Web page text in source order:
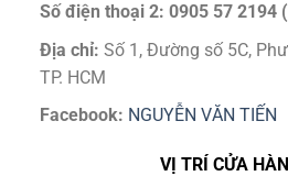
Số điện thoại 2: 0905 57 2194
Địa chỉ: Số 1, Đường số 5C,
TP. HCM
Facebook: NGUYỄN VĂN TIẾN
VỊ TRÍ CỬA